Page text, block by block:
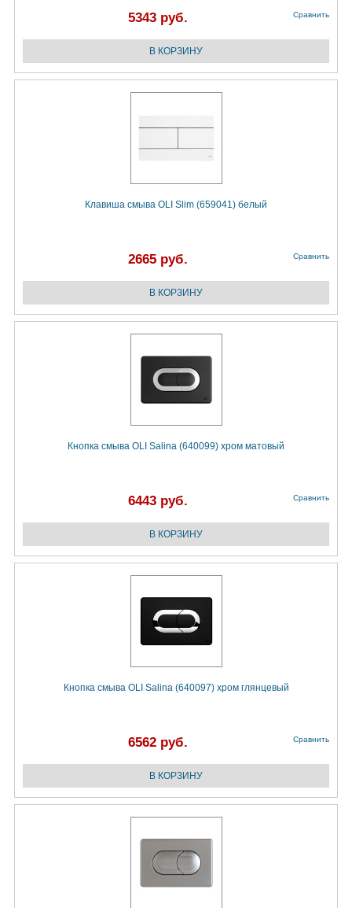
5343 руб. Сравнить
Клавиша смыва OLI Slim (659041) белый
2665 руб. Сравнить
Кнопка смыва OLI Salina (640099) хром матовый
6443 руб. Сравнить
Кнопка смыва OLI Salina (640097) хром глянцевый
6562 руб. Сравнить